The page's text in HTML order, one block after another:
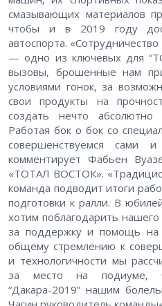
смазывающих материалов
чтобы и в 2019 году
автоспорта.
— одно из ключевых для
вызовы, брошенные нам
условиями гонок, за
свои продукты на
создать нечто
Работая бок о бок со
совершенствуемся сами
комментирует Фабьен
«ТОТАЛ ВОСТОК».
команда подводит итоги
подготовки к ралли. В
хотим поблагодарить
за поддержку и помощь на
общему стремлению к
и технологичности мы
за место на подиуме,
“Дакара-2019” нашим